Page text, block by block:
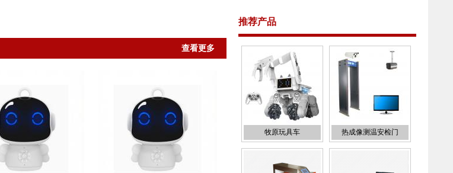
查看更多
推荐产品
牧原玩具车 热成像测温安检门